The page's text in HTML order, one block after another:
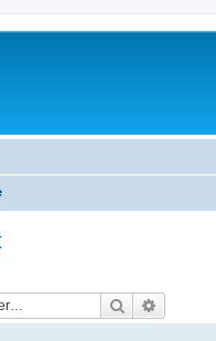
Rechercher